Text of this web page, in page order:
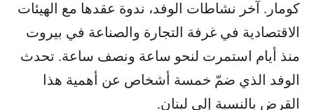
كومار. آخر نشاطات الوفد، ندوة عقدها مع الهيئات
الاقتصادية في غرفة التجارة والصناعة في بيروت
منذ أيام استمرت لنحو ساعة ونصف ساعة. تحدث
الوفد الذي ضمّ خمسة أشخاص عن أهمية هذا
القرض بالنسبة إلى لبنان.